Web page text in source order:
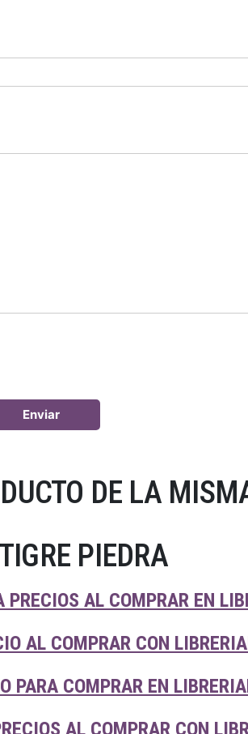
DE LA
PIEDRA
AL COMPRAR EN
AL COMPRAR CON
PARA COMPRAR EN
AL COMPRAR CON